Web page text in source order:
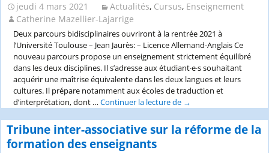
franco-
en
Provence”_Aix-
Marseille
Université_16-
27
août
2021_délai
15
juin
2021
jeudi 4 mars 2021 Actualités, Cursus, Enseignement
Catherine Mazellier-Lajarrige
Deux parcours bidisciplinaires ouvriront à la rentrée 2021 à
l’Université Toulouse – Jean Jaurès: – Licence Allemand-Anglais Ce
nouveau parcours propose un enseignement strictement équilibré
dans les deux disciplines. Il s’adresse aux étudiant·e·s souhaitant
acquérir une maîtrise équivalente dans les deux langues et leurs
cultures. Il prépare notamment aux écoles de traduction et
d’interprétation, dont …Continuer la lecture de Ouverture
deux
licences
→
Tribune inter-associative sur la réforme de la
formation des enseignants